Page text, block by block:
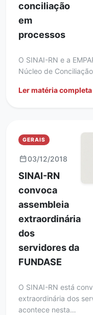
conciliação
em
processos
O SINAI-RN e a
Núcleo de
Ler matéria completa
GERAIS
03/12/2018
SINAI-RN
convoca
assembleia
extraordinária
dos
servidores da
FUNDASE
O SINAI-RN está
extraordinária dos
acontece nesta…